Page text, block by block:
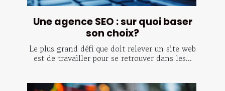
Une agence SEO : sur quoi baser
son choix?
Le plus grand défi que doit relever un site web
est de travailler pour se retrouver dans les...